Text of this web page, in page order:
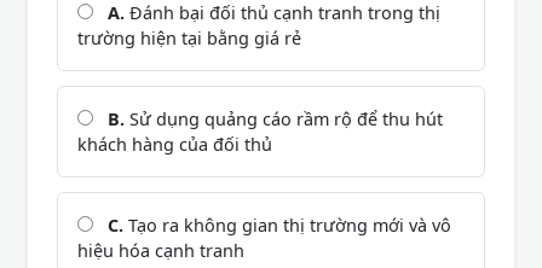
A. Đánh bại đối thủ cạnh tranh trong thị
trường hiện tại bằng giá rẻ
B. Sử dụng quảng cáo rầm rộ để thu hút
khách hàng của đối thủ
C. Tạo ra không gian thị trường mới và vô
hiệu hóa cạnh tranh